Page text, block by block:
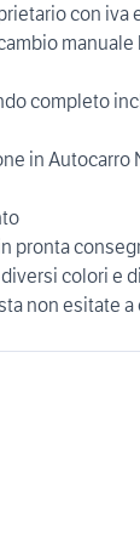
con iva
manuale
completo
in Autocarro
pronta
colori e
non esitate a